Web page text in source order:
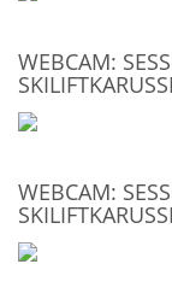
WEBCAM:
WEBCAM: